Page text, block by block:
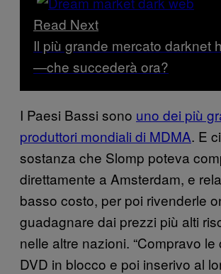
Read Next
Il più grande mercato darknet
—che succederà ora?
I Paesi Bassi sono uno dei più
produttori mondiali di MDMA. E
sostanza che Slomp poteva
direttamente a Amsterdam, e
basso costo, per poi rivenderle
guadagnare dai prezzi più alti
nelle altre nazioni. “Compravo
DVD in blocco e poi inserivo al